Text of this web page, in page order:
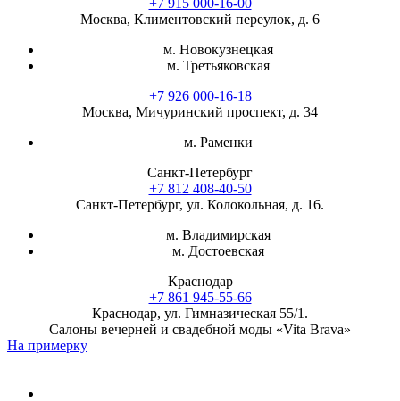
+7 915 000-16-00
Москва, Климентовский переулок, д. 6
м. Новокузнецкая
м. Третьяковская
+7 926 000-16-18
Москва, Мичуринский проспект, д. 34
м. Раменки
Санкт-Петербург
+7 812 408-40-50
Санкт-Петербург, ул. Колокольная, д. 16.
м. Владимирская
м. Достоевская
Краснодар
+7 861 945-55-66
Краснодар, ул. Гимназическая 55/1.
Салоны вечерней и свадебной моды «Vita Brava»
На примерку